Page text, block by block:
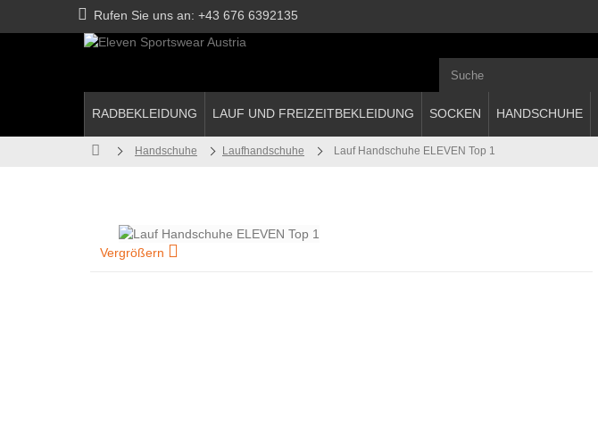
Rufen Sie uns an: +43 676 6392135
RADBEKLEIDUNG LAUF UND FREIZEITBEKLEIDUNG SOCKEN HANDSCHUHE
Handschuhe Laufhandschuhe Lauf Handschuhe ELEVEN Top 1
Vergrößern